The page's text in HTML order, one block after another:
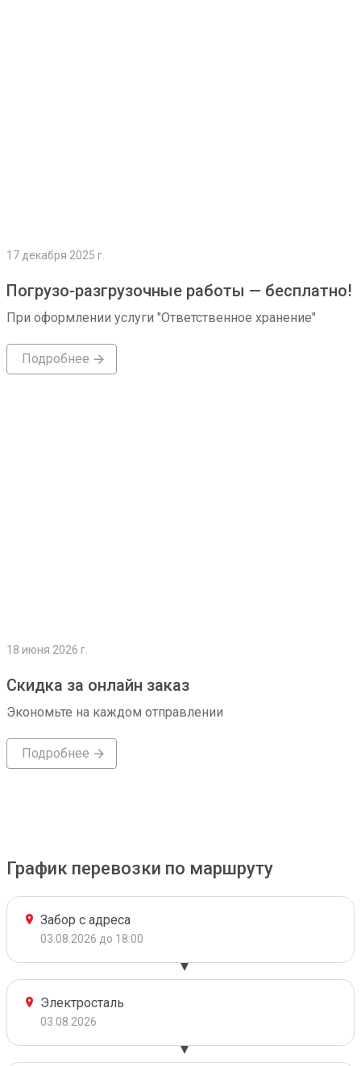
17 декабря 2025 г.
Погрузо-разгрузочные работы — бесплатно!
При оформлении услуги "Ответственное хранение"
Подробнее
18 июня 2026 г.
Скидка за онлайн заказ
Экономьте на каждом отправлении
Подробнее
График перевозки по маршруту
Забор с адреса
03.08.2026 до 18:00
Электросталь
03.08.2026